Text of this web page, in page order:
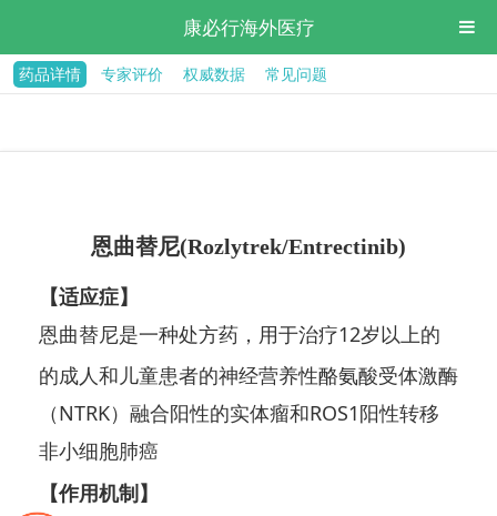
康必行海外医疗
药品详情 专家评价 权威数据 常见问题
恩曲替尼(Rozlytrek/Entrectinib)
【适应症】
恩曲替尼是一种处方药，用于治疗12岁以上的
的成人和儿童患者的神经营养性酪氨酸受体激酶
（NTRK）融合阳性的实体瘤和ROS1阳性转移
非小细胞肺癌
【作用机制】